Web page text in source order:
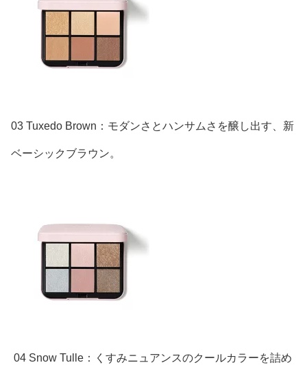
03 Tuxedo Brown：モダンさとハンサムさを醸し出す、新
ベーシックブラウン。
04 Snow Tulle：くすみニュアンスのクールカラーを詰め